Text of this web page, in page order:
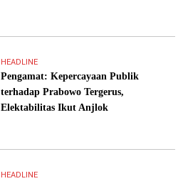
HEADLINE
Pengamat: Kepercayaan Publik
terhadap Prabowo Tergerus,
Elektabilitas Ikut Anjlok
HEADLINE